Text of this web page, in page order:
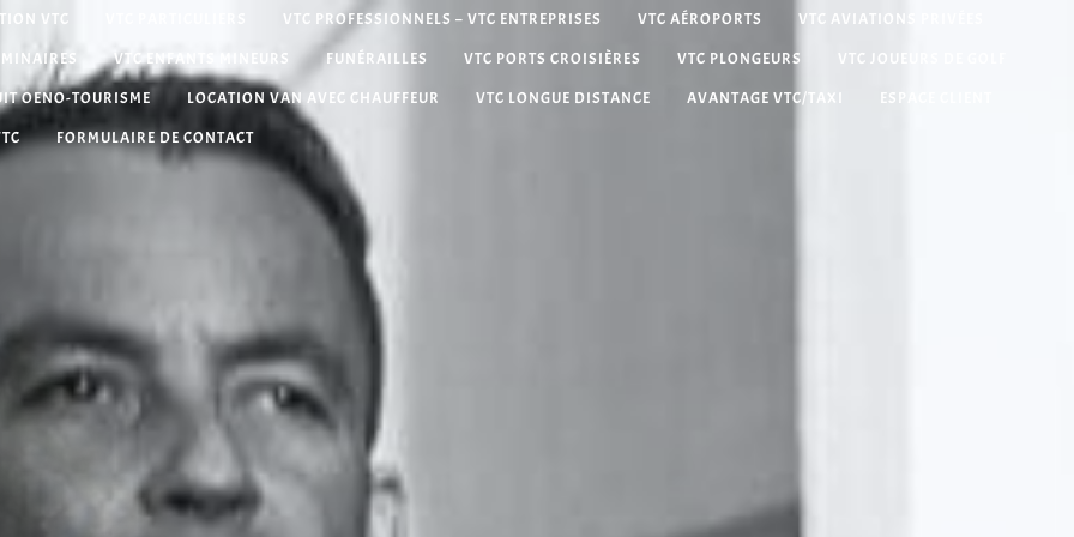
VTC VTC PROFESSIONNELS – VTC ENTREPRISES VTC AÉROPORTS VTC AVIATIONS PRIVÉES
VTC ENFANTS MINEURS FUNÉRAILLES VTC PORTS CROISIÈRES VTC PLONGEURS VTC JOUEURS DE GOLF
OENO-TOURISME LOCATION VAN AVEC CHAUFFEUR VTC LONGUE DISTANCE AVANTAGE VTC/TAXI ESPACE CLIENT
FORMULAIRE DE CONTACT